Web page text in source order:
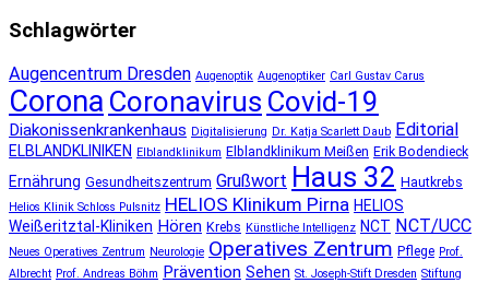
Schlagwörter
Augencentrum Dresden Augenoptik Augenoptiker Carl Gustav Carus
Corona Coronavirus Covid-19
Diakonissenkrankenhaus Digitalisierung Dr. Katja Scarlett Daub Editorial
ELBLANDKLINIKEN Elblandklinikum Elblandklinikum Meißen Erik Bodendieck
Ernährung Gesundheitszentrum Grußwort Haus 32 Hautkrebs
Helios Klinik Schloss Pulsnitz HELIOS Klinikum Pirna HELIOS
Weißeritztal-Kliniken Hören Krebs Künstliche Intelligenz NCT NCT/UCC
Neues Operatives Zentrum Neurologie Operatives Zentrum Pflege Prof.
Albrecht Prof. Andreas Böhm Prävention Sehen St. Joseph-Stift Dresden Stiftung